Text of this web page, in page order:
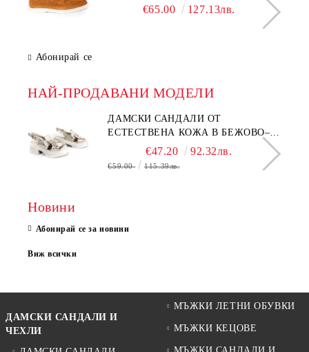
€65.00 127.13лв.
Абонирай се
НАЙ-ПРОДАВАНИ МОДЕЛИ
ДАМСКИ САНДАЛИ ОТ
ЕСТЕСТВЕНА КОЖА В БЕЖОВО–
МОДЕЛ NOVA.
€47.20 92.32лв.
€59.00 115.39лв.
Новини
Абонирай се за новини
Виж всички
ДАМСКИ САНДАЛИ И
ЧЕХЛИ
МЪЖКИ ЛЕТНИ ОБУВКИ
МЪЖКИ КЕЦОВЕ